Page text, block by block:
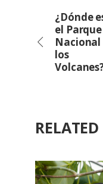
¿Dónde
el Parque
Nacional
los